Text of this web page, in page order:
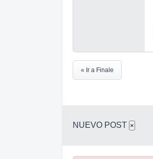
« Ir a Finale
NUEVO POST ×